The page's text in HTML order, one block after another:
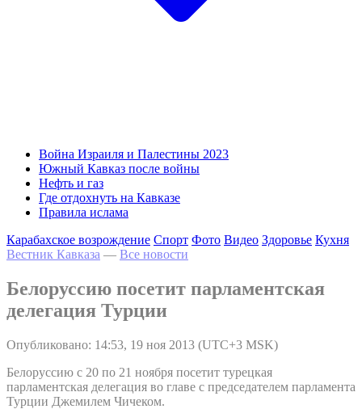
Война Израиля и Палестины 2023
Южный Кавказ после войны
Нефть и газ
Где отдохнуть на Кавказе
Правила ислама
Карабахское возрождение Спорт Фото Видео Здоровье Кухня
Вестник Кавказа — Все новости
Белоруссию посетит парламентская
делегация Турции
Опубликовано: 14:53, 19 ноя 2013 (UTC+3 MSK)
Белоруссию с 20 по 21 ноября посетит турецкая
парламентская делегация во главе с председателем парламента
Турции Джемилем Чичеком.